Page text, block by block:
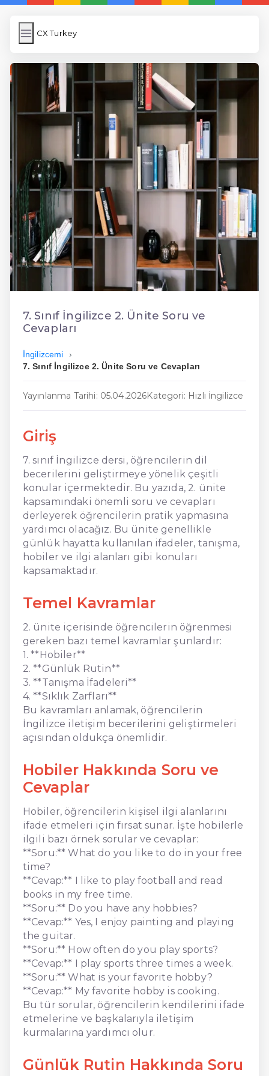
CX Turkey
CX Turkey
Link Kısaltma
WP Cache
Anasayfa
iOS İngilizce Kelime
5 Günde İngilizce
İngilizce
Dil Eğitimi
En Hızlı İngilizce
En Kolay İngilizce
En Ucuz İngilizce
En Uygun İngilizce
Hızlı İngilizce
7. Sınıf İngilizce 2. Ünite Soru ve
Cevapları
İngilizcemi
7. Sınıf İngilizce 2. Ünite Soru ve Cevapları
Yayınlanma Tarihi: 05.04.2026Kategori: Hızlı İngilizce
Giriş
7. sınıf İngilizce dersi, öğrencilerin dil
becerilerini geliştirmeye yönelik çeşitli
konular içermektedir. Bu yazıda, 2. ünite
kapsamındaki önemli soru ve cevapları
derleyerek öğrencilerin pratik yapmasına
yardımcı olacağız. Bu ünite genellikle
günlük hayatta kullanılan ifadeler, tanışma,
hobiler ve ilgi alanları gibi konuları
kapsamaktadır.
Temel Kavramlar
2. ünite içerisinde öğrencilerin öğrenmesi
gereken bazı temel kavramlar şunlardır:
1. **Hobiler**
2. **Günlük Rutin**
3. **Tanışma İfadeleri**
4. **Sıklık Zarfları**
Bu kavramları anlamak, öğrencilerin
İngilizce iletişim becerilerini geliştirmeleri
açısından oldukça önemlidir.
Hobiler Hakkında Soru ve
Cevaplar
Hobiler, öğrencilerin kişisel ilgi alanlarını
ifade etmeleri için fırsat sunar. İşte hobilerle
ilgili bazı örnek sorular ve cevaplar:
**Soru:** What do you like to do in your free
time?
**Cevap:** I like to play football and read
books in my free time.
**Soru:** Do you have any hobbies?
**Cevap:** Yes, I enjoy painting and playing
the guitar.
**Soru:** How often do you play sports?
**Cevap:** I play sports three times a week.
**Soru:** What is your favorite hobby?
**Cevap:** My favorite hobby is cooking.
Bu tür sorular, öğrencilerin kendilerini ifade
etmelerine ve başkalarıyla iletişim
kurmalarına yardımcı olur.
Günlük Rutin Hakkında Soru